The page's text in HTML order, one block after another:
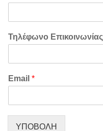
Τηλέφωνο Επικοινωνίας
Email *
ΥΠΟΒΟΛΗ